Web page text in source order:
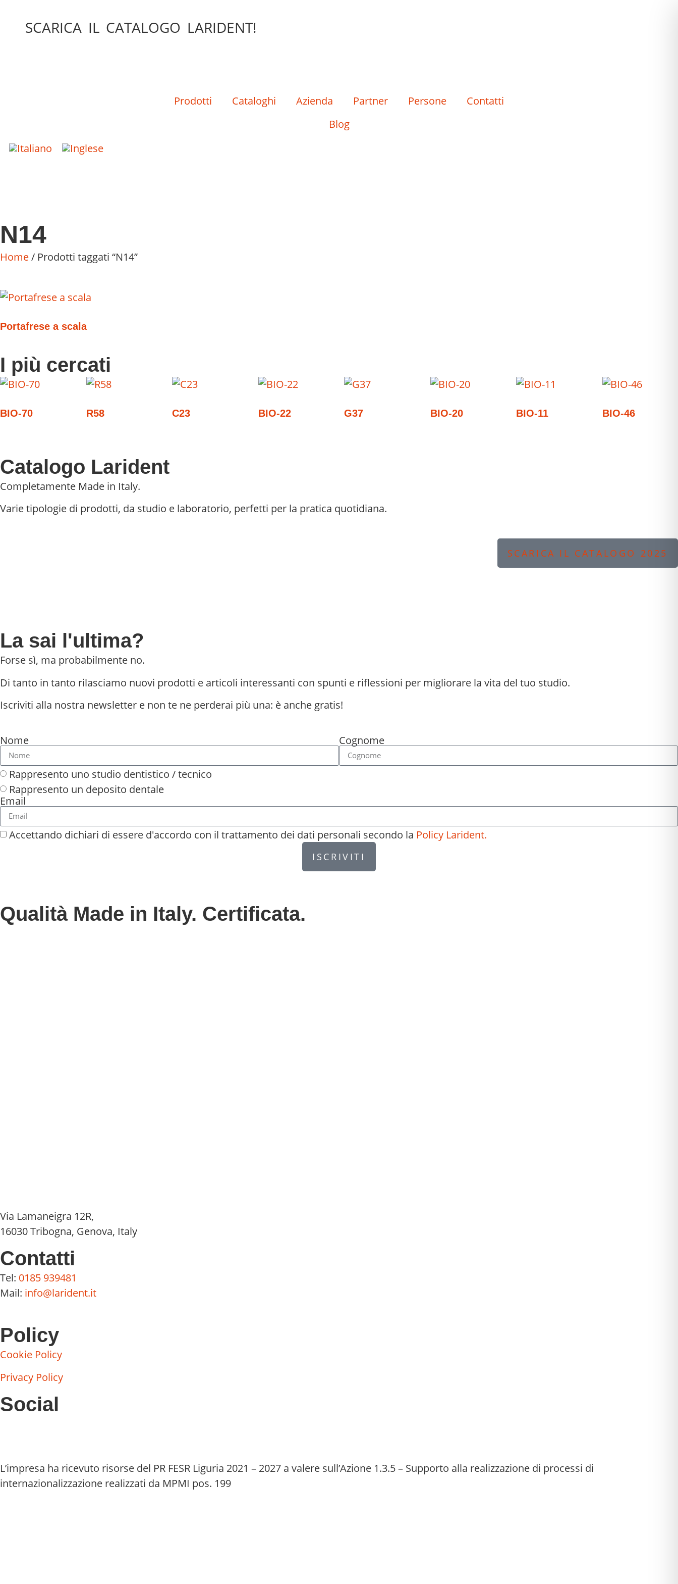
SCARICA IL CATALOGO LARIDENT!
Prodotti Cataloghi Azienda Partner Persone
Contatti
Blog
N14
Home/ Prodotti taggati “N14”
Portafrese a scala
I più cercati
BIO-70 R58 C23 BIO-22 G37 BIO-20 BIO-11 BIO-46
Catalogo Larident
Completamente Made in Italy.
Varie tipologie di prodotti, da studio e laboratorio, perfetti per la pratica quotidiana.
SCARICA IL CATALOGO 2025
La sai l'ultima?
Forse sì, ma probabilmente no.
Di tanto in tanto rilasciamo nuovi prodotti e articoli interessanti con spunti e riflessioni per migliorare la vita del tuo studio.
Iscriviti alla nostra newsletter e non te ne perderai più una: è anche gratis!
Nome Cognome
Rappresento uno studio dentistico / tecnico
Rappresento un deposito dentale
Email
Accettando dichiari di essere d'accordo con il trattamento dei dati personali secondo la Policy Larident.
ISCRIVITI
Qualità Made in Italy. Certificata.
Via Lamaneigra 12R,
16030 Tribogna, Genova, Italy
Contatti
Tel: 0185 939481
Mail: info@larident.it
Policy
Cookie Policy
Privacy Policy
Social
L’impresa ha ricevuto risorse del PR FESR Liguria 2021 – 2027 a valere sull’Azione 1.3.5 – Supporto alla realizzazione di processi di
internazionalizzazione realizzati da MPMI pos. 199